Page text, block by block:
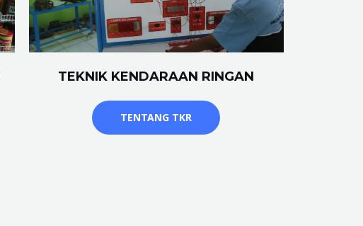
TEKNIK KENDARAAN RINGAN
TENTANG TKR